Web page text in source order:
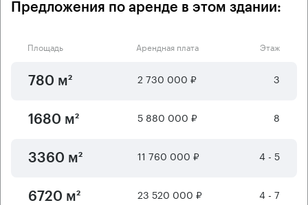
Предложения по аренде в этом здании:
Площадь Арендная плата Этаж
780 м² 2 730 000 ₽ 3
1680 м² 5 880 000 ₽ 8
3360 м² 11 760 000 ₽ 4 - 5
6720 м² 23 520 000 ₽ 4 - 7